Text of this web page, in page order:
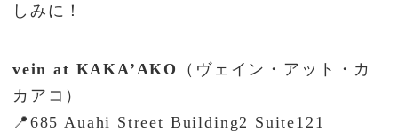
しみに！
vein at KAKA’AKO
（ヴェイン・アット・カ
カアコ）
📍685 Auahi Street Building2 Suite121